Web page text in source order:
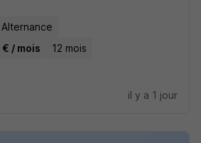
Alternance
/ mois
12 mois
il y a 1 jour